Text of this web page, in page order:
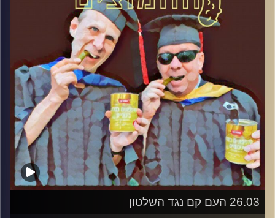
26.03 העם קם נגד השלטון